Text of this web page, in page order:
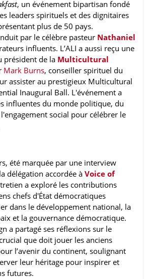
, un événement bipartisan fondé
leaders spirituels et des dignitaires
plus de 50 pays.
par le célèbre pasteur Nathaniel
influents. L’ALI a aussi reçu une
président de la Multicultural
Mark Burns, conseiller spirituel du
assister au prestigieux Multicultural
Inaugural Ball. L'événement a
influentes du monde politique, du
social pour célébrer le
été marquée par une interview
délégation accordée à Voice of
a exploré les contributions
chefs d'État démocratiques
dans le développement national, la
et la gouvernance démocratique.
a partagé ses réflexions sur le
que doit jouer les anciens
l’avenir du continent, soulignant
leur héritage pour inspirer et
futures.